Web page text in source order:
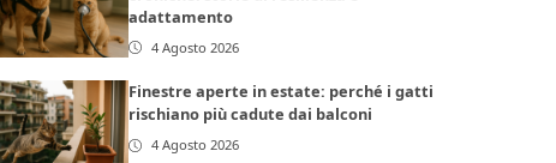
adattamento
4 Agosto 2026
Finestre aperte in estate: perché i gatti
rischiano più cadute dai balconi
4 Agosto 2026